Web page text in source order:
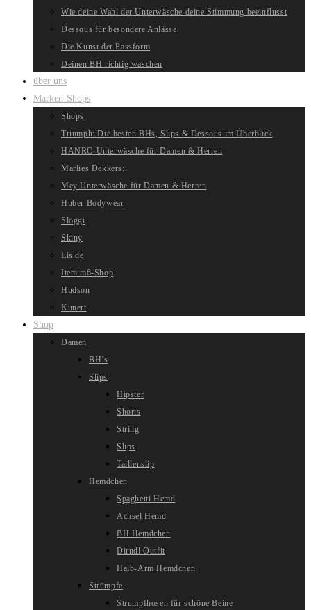
Wie deine Wahl der Unterwäsche deine Stimmung beeinflusst
Dessous für besondere Anlässe
Die Kunst der Passform
Deinen BH richtig waschen
über uns
Marken-Shops
Shops
Triumph: Die besten BHs, Slips & Dessous im Überblick
HANRO Unterwäsche für Damen & Herren
Marlies Dekkers:
Mey Unterwäsche für Damen & Herren
Huber Bodywear
Sloggi
Skiny
Eis.de
Item m6-Shop
Hudson
Kunert
Shop
Damen
BH’s
Slips
Hipster
Shorts
String
Slips
Taillenslip
Hemdchen
Spaghetti Hemd
Achsel Hemd
BH Hemdchen
Dirndl Outfit
Halb-Arm Hemdchen
Strümpfe
Strumpfhosen für schöne Beine